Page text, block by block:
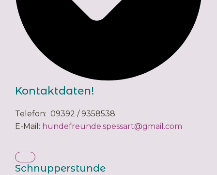
Kontaktdaten!
Telefon: 09392 / 9358538
E-Mail: hundefreunde.spessart@gmail.com
Schnupperstunde